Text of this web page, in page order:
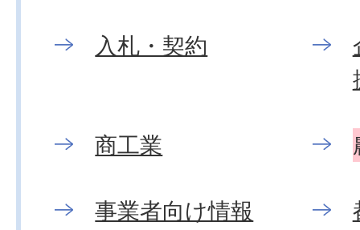
入札・契約
商工業
事業者向け情報